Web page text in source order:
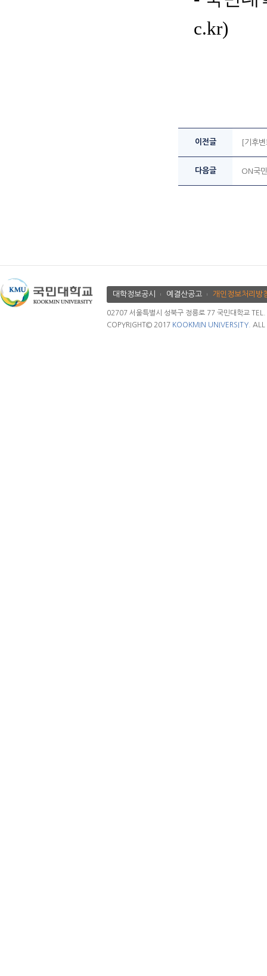
c.kr)
이전글 [기후
다음글 ON국
대학정보공시 예결산공고 개인정보처리방
02707 서울특별시 성북구 정릉로 77 국민대학교
COPYRIGHT© 2017 KOOKMIN UNIVERSITY. ALL